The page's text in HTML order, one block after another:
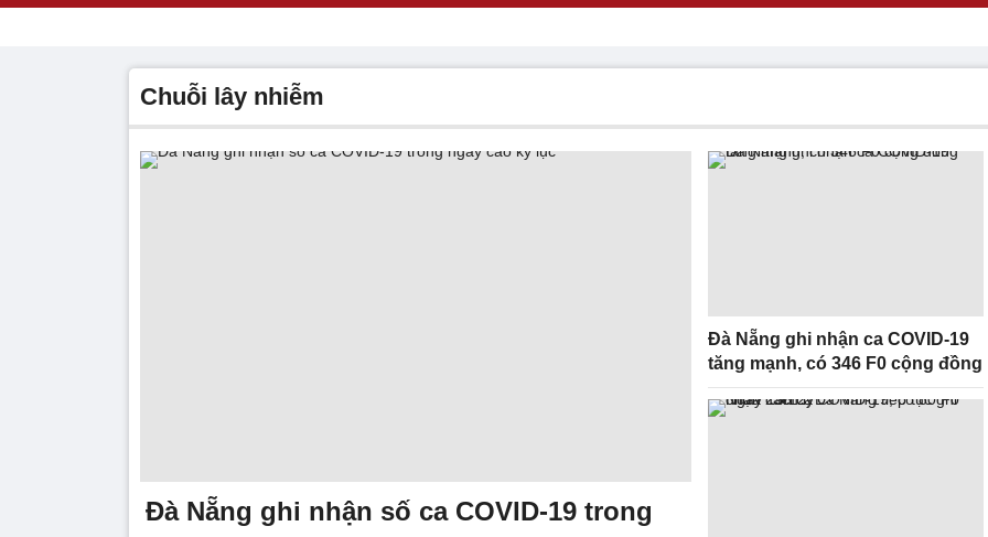
Chuỗi lây nhiễm
Đà Nẵng ghi nhận số ca COVID-19 trong
Đà Nẵng ghi nhận ca COVID-19
tăng mạnh, có 346 F0 cộng đồng